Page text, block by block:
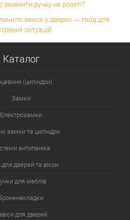
замінити ручку на розеті?
замок у дверях — гайд для
ситуацій
Каталог
(циліндри)
Замки
Електрозамки
замки та циліндри
антипаніка
для дверей та вікон
для меблів
для дверей